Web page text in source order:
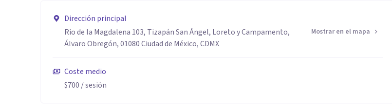
Dirección principal
Rio de la Magdalena 103, Tizapán San Ángel, Loreto y Campamento,
Álvaro Obregón, 01080 Ciudad de México, CDMX
Mostrar en el mapa
Coste medio
$700 / sesión